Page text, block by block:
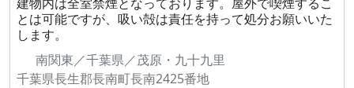
とは可能ですが、吸い殻は責任を持って処分お願いいた
します。
南関東／千葉県／茂原・九十九里
千葉県長生郡長南町長南2425番地